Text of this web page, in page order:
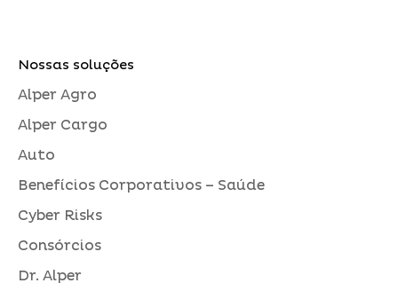
Nossas soluções
Alper Agro
Alper Cargo
Auto
Benefícios Corporativos – Saúde
Cyber Risks
Consórcios
Dr. Alper